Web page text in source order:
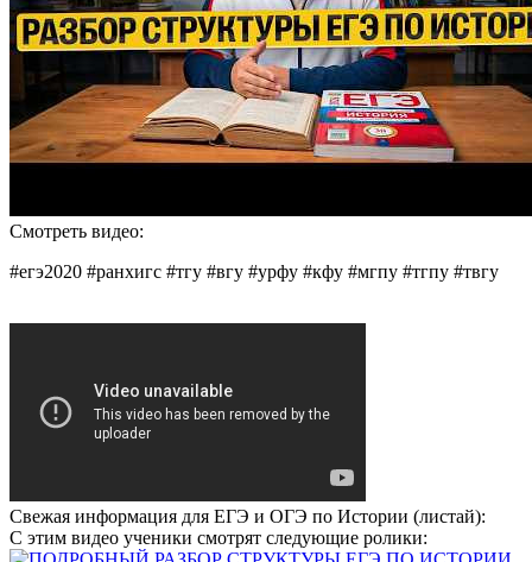
Смотреть видео:
#егэ2020 #ранхигс #тгу #вгу #урфу #кфу #мгпу #тгпу #твгу
Свежая информация для ЕГЭ и ОГЭ по Истории (листай):
С этим видео ученики смотрят следующие ролики: